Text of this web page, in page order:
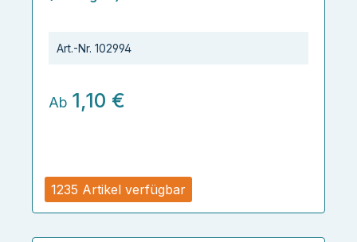
1235 Artikel verfügbar
Art.-Nr. 102994
Ab 1,10 €